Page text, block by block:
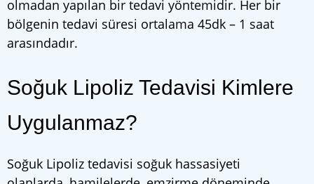
olmadan yapılan bir tedavi yöntemidir. Her bir
bölgenin tedavi süresi ortalama 45dk – 1 saat
arasındadır.
Soğuk Lipoliz Tedavisi Kimlere
Uygulanmaz?
Soğuk Lipoliz tedavisi soğuk hassasiyeti